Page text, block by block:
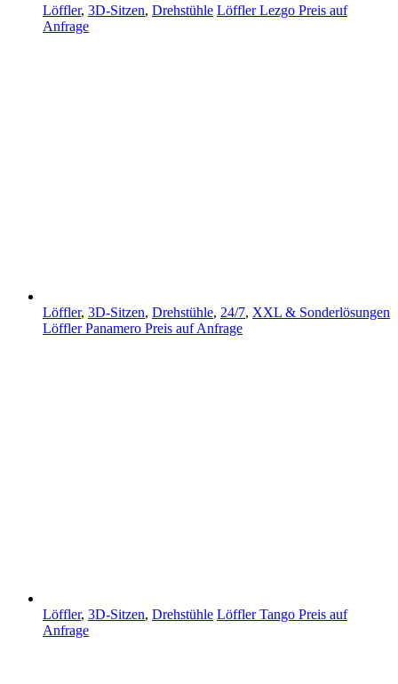
Löffler, 3D-Sitzen, Drehstühle Löffler Lezgo Preis auf
Anfrage
Löffler, 3D-Sitzen, Drehstühle, 24/7, XXL & Sonderlösungen
Löffler Panamero Preis auf Anfrage
Löffler, 3D-Sitzen, Drehstühle Löffler Tango Preis auf
Anfrage